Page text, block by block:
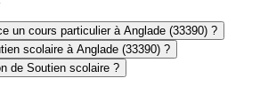
un cours particulier à Anglade (33390) ?
scolaire à Anglade (33390) ?
de Soutien scolaire ?